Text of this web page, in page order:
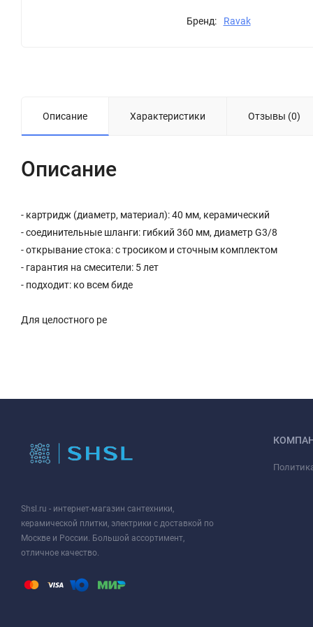
Бренд: Ravak
Описание Характеристики Отзывы (0)
Описание
- картридж (диаметр, материал): 40 мм, керамический
- соединительные шланги: гибкий 360 мм, диаметр G3/8
- открывание стока: с тросиком и сточным комплектом
- гарантия на смесители: 5 лет
- подходит: ко всем биде
Для целостного ре
Shsl.ru - интернет-магазин сантехники,
керамической плитки, электрики с доставкой по
Москве и России. Большой ассортимент,
отличное качество.